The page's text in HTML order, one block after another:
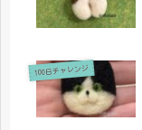
100日チャレンジ